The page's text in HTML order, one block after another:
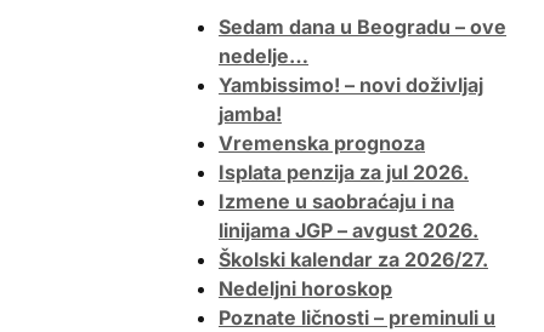
Sedam dana u Beogradu – ove
nedelje…
Yambissimo! – novi doživljaj
jamba!
Vremenska prognoza
Isplata penzija za jul 2026.
Izmene u saobraćaju i na
linijama JGP – avgust 2026.
Školski kalendar za 2026/27.
Nedeljni horoskop
Poznate ličnosti – preminuli u